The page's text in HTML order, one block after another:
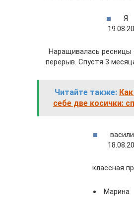
Я
Наращивалась ресницы
перерыв. Спустя 3
Читайте также:
себе две косички:
классная
Марина